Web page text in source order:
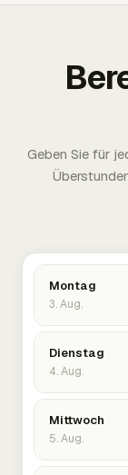
Geben Sie für
Montag
3. Aug.
Dienstag
4. Aug.
Mittwoch
5. Aug.